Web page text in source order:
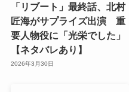
「リブート」最終話、北村
匠海がサプライズ出演 重
要人物役に「光栄でした」
【ネタバレあり】
2026年3月30日